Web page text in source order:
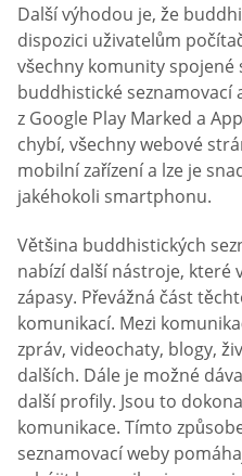
Další výhodou je, že
dispozici uživatelům
všechny komunity
buddhistické seznamovací
z Google Play Marked a
chybí, všechny webové
mobilní zařízení a lze je
jakéhokoli smartphonu.
Většina buddhistických
nabízí další nástroje, které
zápasy. Převážná část
komunikací. Mezi
zpráv, videochaty, blogy,
dalších. Dále je možné
další profily. Jsou to
komunikace. Tímto
seznamovací weby